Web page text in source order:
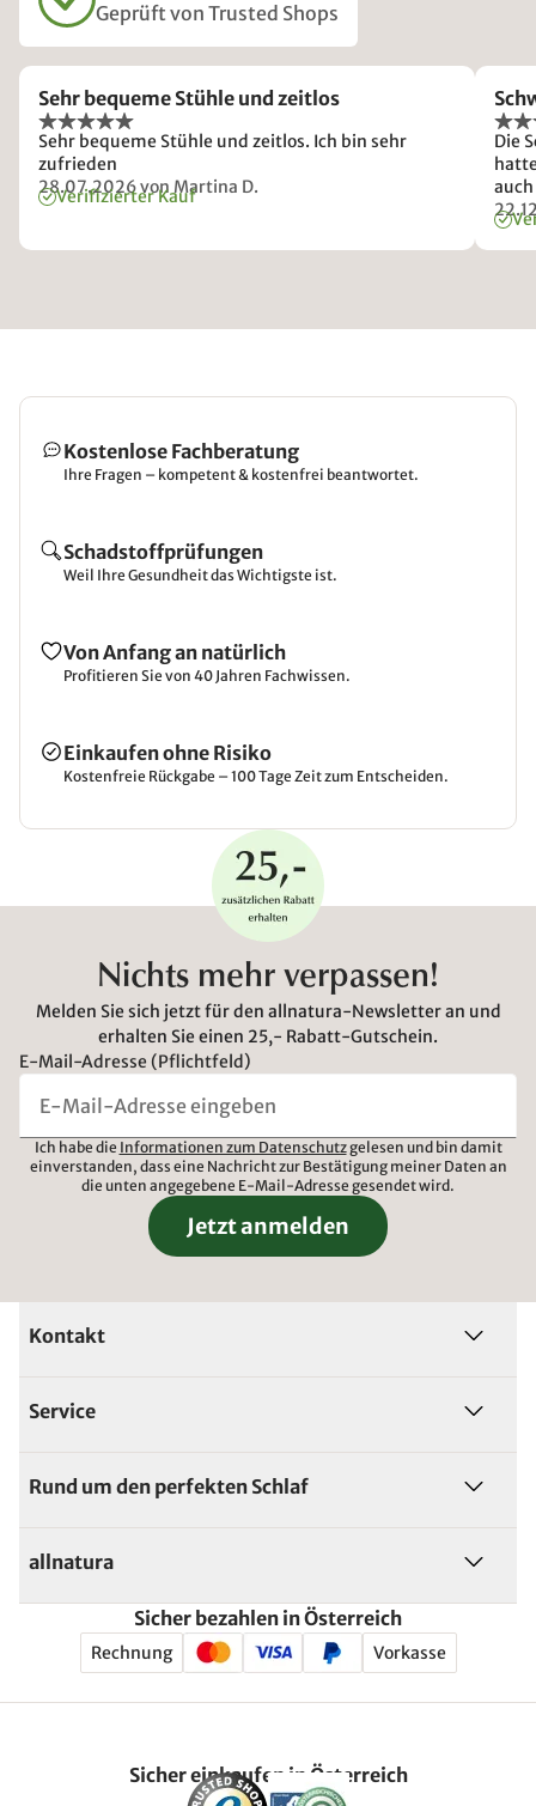
Geprüft von Trusted Shops
Sehr bequeme Stühle und zeitlos
Sehr bequeme Stühle und zeitlos. Ich bin sehr
zufrieden
28.07.2026von Martina D.
Verifizierter Kauf
Die
war
6
Kostenlose Fachberatung
Ihre Fragen – kompetent & kostenfrei beantwortet.
Schadstoffprüfungen
Weil Ihre Gesundheit das Wichtigste ist.
Von Anfang an natürlich
Profitieren Sie von 40 Jahren Fachwissen.
Einkaufen ohne Risiko
Kostenfreie Rückgabe – 100 Tage Zeit zum Entscheiden.
Nichts mehr verpassen!
Melden Sie sich jetzt für den allnatura-Newsletter an und
erhalten Sie einen 25,- Rabatt-Gutschein.
E-Mail-Adresse (Pflichtfeld)
Ich habe die Informationen zum Datenschutzgelesen und bin damit
einverstanden, dass eine Nachricht zur Bestätigung meiner Daten an
die unten angegebene E-Mail-Adresse gesendet wird.
Jetzt anmelden
Kontakt
Service
Rund um den perfekten Schlaf
allnatura
Sicher bezahlen in Österreich
Rechnung Vorkasse
Sicher einkaufen in Österreich